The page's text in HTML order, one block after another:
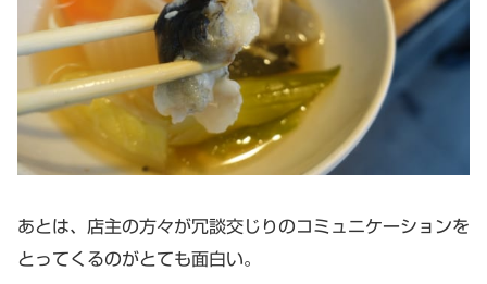
あとは、店主の方々が冗談交じりのコミュニケーションを
とってくるのがとても面白い。